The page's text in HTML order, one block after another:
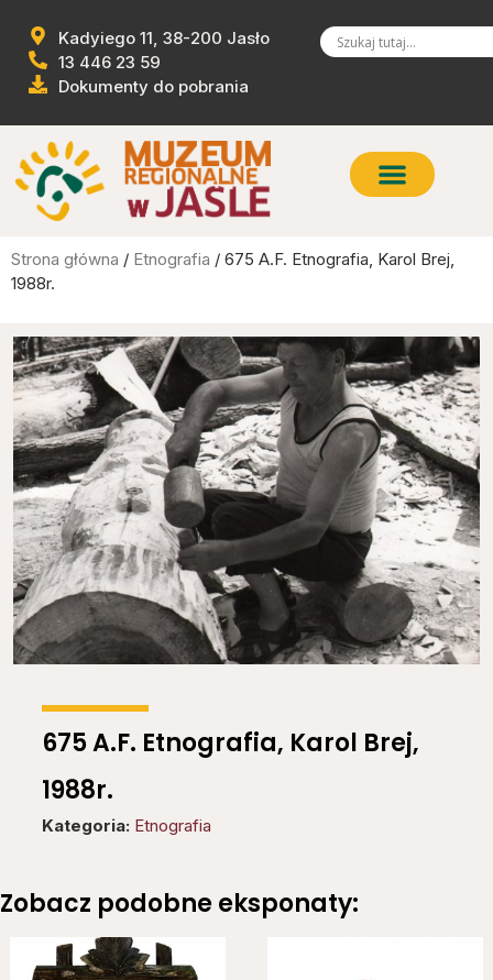
Kadyiego 11, 38-200 Jasło
13 446 23 59
Dokumenty do pobrania
Strona główna / Etnografia / 675 A.F. Etnografia, Karol Brej,
1988r.
675 A.F. Etnografia, Karol Brej,
1988r.
Kategoria: Etnografia
Zobacz podobne eksponaty: